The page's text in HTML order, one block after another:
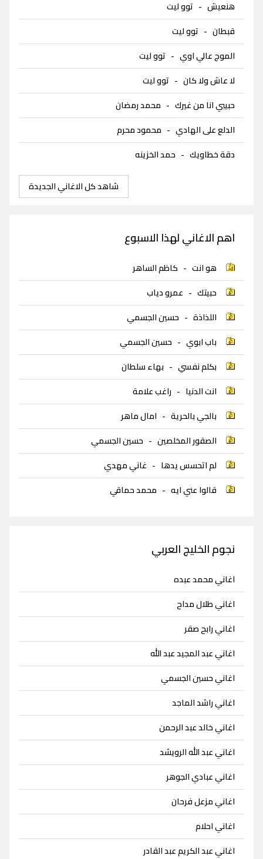
هنعيش - توو ليت
قبطان - توو ليت
الموج عالي اوي - توو ليت
لا عاش ولا كان - توو ليت
حبيبي انا من غيرك - محمد رمضان
الدلع على الهادي - محمود محرم
دقة خطاويك - حمد الخزينه
شاهد كل الاغاني الجديدة
اهم الاغاني لهذا الاسبوع
هو انت - كاظم الساهر
حبيتك - عمرو دياب
اللذاذة - حسين الجسمي
باب ابوي - حسين الجسمي
بكلم نفسي - بهاء سلطان
انت الدنيا - راغب علامة
بالجي بالحرية - امال ماهر
الصقور المخلصين - حسين الجسمي
لم اتحسس يدها - غاني مهدي
قالوا عني ايه - محمد حماقي
نجوم الخليج العربي
اغاني محمد عبده
اغاني طلال مداح
اغاني رابح صقر
اغاني عبد المجيد عبد الله
اغاني حسين الجسمي
اغاني راشد الماجد
اغاني خالد عبد الرحمن
اغاني عبد الله الرويشد
اغاني عبادي الجوهر
اغاني مزعل فرحان
اغاني احلام
اغاني عبد الكريم عبد القادر